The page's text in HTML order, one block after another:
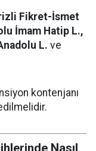
Fikret-İsmet
İmam Hatip L.,
L. ve
kontenjanı
Nasıl